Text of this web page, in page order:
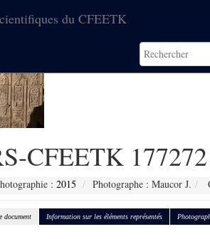
du CFEETK
CFEETK 177272
: 2015 Photographe : Maucor J.
document Information sur les éléments représentés